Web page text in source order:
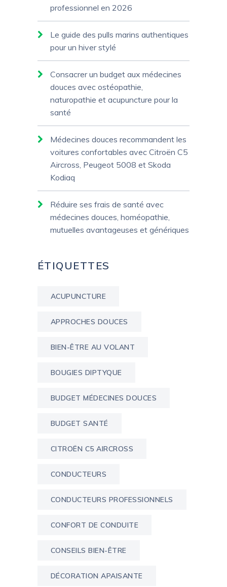
professionnel en 2026
Le guide des pulls marins authentiques
pour un hiver stylé
Consacrer un budget aux médecines
douces avec ostéopathie,
naturopathie et acupuncture pour la
santé
Médecines douces recommandent les
voitures confortables avec Citroën C5
Aircross, Peugeot 5008 et Skoda
Kodiaq
Réduire ses frais de santé avec
médecines douces, homéopathie,
mutuelles avantageuses et génériques
ÉTIQUETTES
ACUPUNCTURE
APPROCHES DOUCES
BIEN-ÊTRE AU VOLANT
BOUGIES DIPTYQUE
BUDGET MÉDECINES DOUCES
BUDGET SANTÉ
CITROËN C5 AIRCROSS
CONDUCTEURS
CONDUCTEURS PROFESSIONNELS
CONFORT DE CONDUITE
CONSEILS BIEN-ÊTRE
DÉCORATION APAISANTE